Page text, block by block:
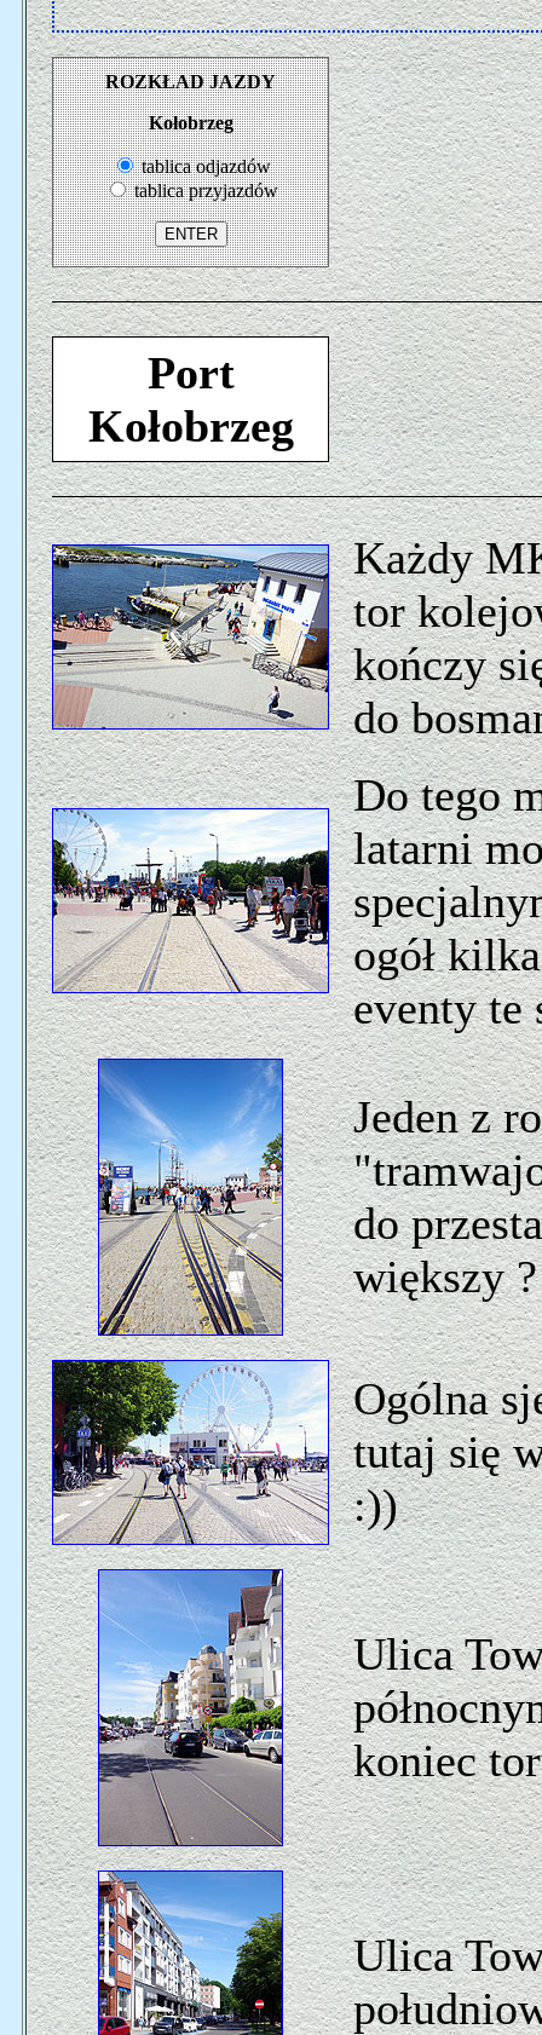
ROZKŁAD JAZDY
Kołobrzeg
tablica odjazdów
tablica przyjazdów
Port
Kołobrzeg
Każdy
tor
kończy
do
Do tego
latarni
ogół
eventy
Jeden z
do
większy ?
Ogólna
tutaj się
:))
Ulica
koniec
Ulica